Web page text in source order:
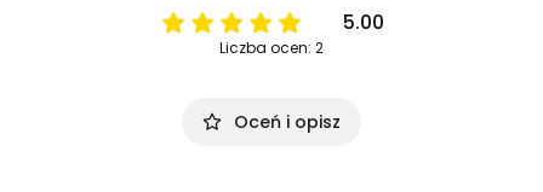
5.00
Liczba ocen: 2
Oceń i opisz